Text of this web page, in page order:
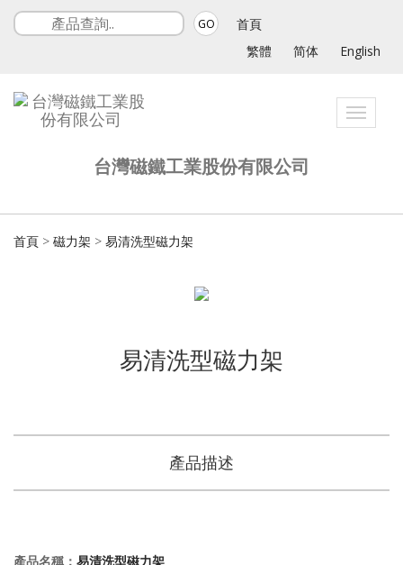
GO
首頁
繁體
简体 English
Toggle
台灣磁鐵工業股份有限公司
首頁 > 磁力架 > 易清洗型磁力架
易清洗型磁力架
產品描述
產品名稱： 易清洗型磁力架